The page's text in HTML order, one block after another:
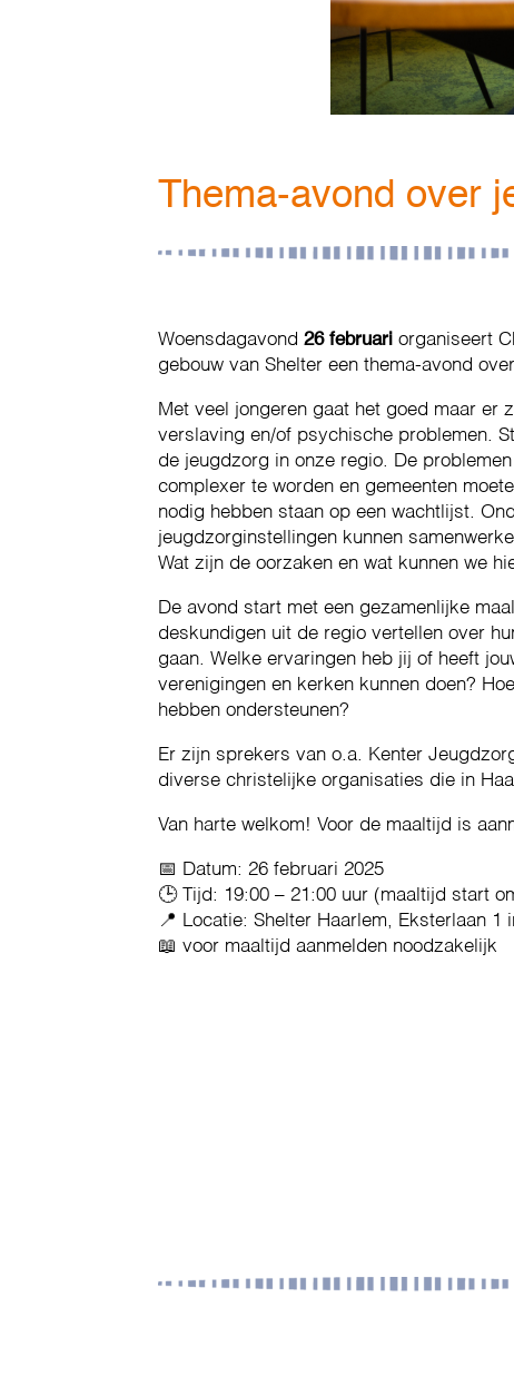
Thema-avond over
Woensdagavond 26 februari organiseert
gebouw van Shelter een thema-avond
Met veel jongeren gaat het goed maar er
verslaving en/of psychische problemen.
de jeugdzorg in onze regio. De
complexer te worden en gemeenten
nodig hebben staan op een wachtlijst.
jeugdzorginstellingen kunnen
Wat zijn de oorzaken en wat kunnen we
De avond start met een gezamenlijke
deskundigen uit de regio vertellen over
gaan. Welke ervaringen heb jij of heeft
verenigingen en kerken kunnen doen?
hebben ondersteunen?
Er zijn sprekers van o.a. Kenter
diverse christelijke organisaties die in
Van harte welkom! Voor de maaltijd is
📅 Datum: 26 februari 2025
🕒 Tijd: 19:00 – 21:00 uur (maaltijd start
📍 Locatie: Shelter Haarlem, Eksterlaan 1
📖 voor maaltijd aanmelden noodzakelijk